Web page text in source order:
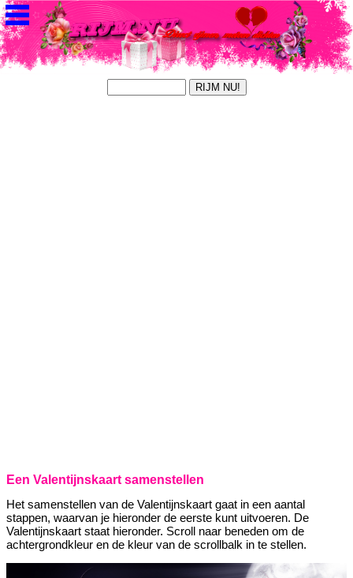
Een Valentijnskaart samenstellen
Het samenstellen van de Valentijnskaart gaat in een aantal
stappen, waarvan je hieronder de eerste kunt uitvoeren. De
Valentijnskaart staat hieronder. Scroll naar beneden om de
achtergrondkleur en de kleur van de scrollbalk in te stellen.